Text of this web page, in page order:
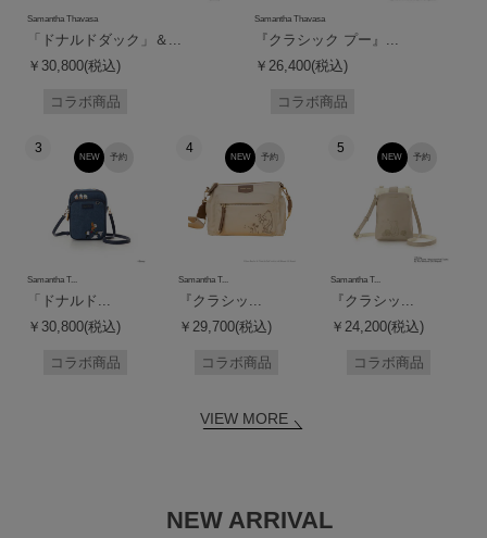
Samantha Thavasa
「ドナルドダック」＆...
￥30,800(税込)
コラボ商品
Samantha Thavasa
『クラシック プー』...
￥26,400(税込)
コラボ商品
3
予約
NEW
Samantha T...
「ドナルド...
￥30,800(税込)
コラボ商品
4
予約
NEW
Samantha T...
『クラシッ...
￥29,700(税込)
コラボ商品
5
予約
NEW
Samantha T...
『クラシッ...
￥24,200(税込)
コラボ商品
VIEW MORE
NEW ARRIVAL